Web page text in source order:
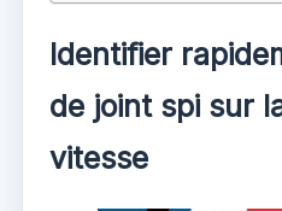
Identifier
de joint spi sur
vitesse